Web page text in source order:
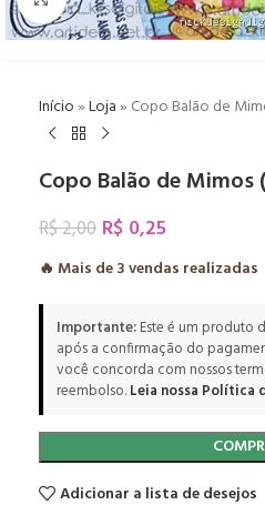
Início»Loja» Copo Balão de
Copo Balão de Mimos
R$2,00 R$ 0,25
🔥 Mais de3vendas realizadas
Importante:Este é um produto
após a confirmação do
você concorda com nossos
reembolso.Leia nossa Política
Adicionar a lista de desejos